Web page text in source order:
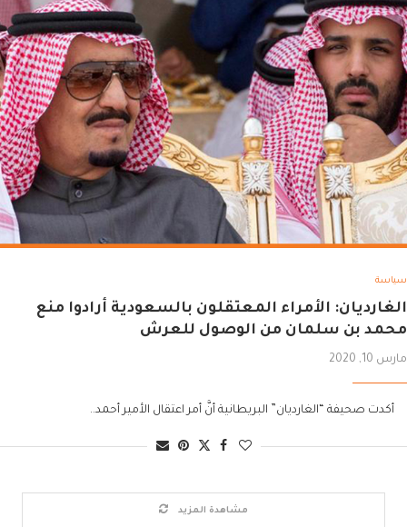
سياسة
الغارديان: الأمراء المعتقلون بالسعودية أرادوا منع
محمد بن سلمان من الوصول للعرش
مارس 10, 2020
أكدت صحيفة “الغارديان” البريطانية أنَّ أمر اعتقال الأمير أحمد..
مشاهدة المزيد